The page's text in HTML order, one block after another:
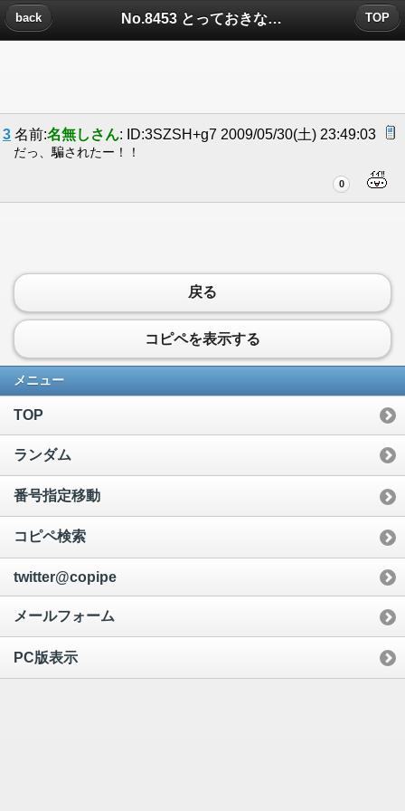
No.8453 とっておきな情報だよなんと！パソコンにこんなすごい機能がついた！についたコメント
back TOP
3 名前:名無しさん: ID:3SZSH+g7 2009/05/30(土) 23:49:03
だっ、騙されたー！！
0
戻る
コピペを表示する
メニュー
TOP
ランダム
番号指定移動
コピペ検索
twitter@copipe
メールフォーム
PC版表示